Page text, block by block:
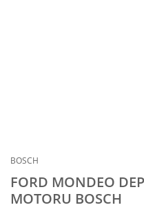
BOSCH
FORD MONDEO
MOTORU BOSCH